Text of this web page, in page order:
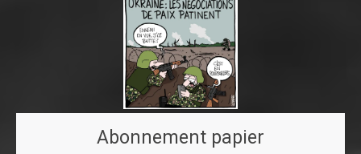
Abonnement papier